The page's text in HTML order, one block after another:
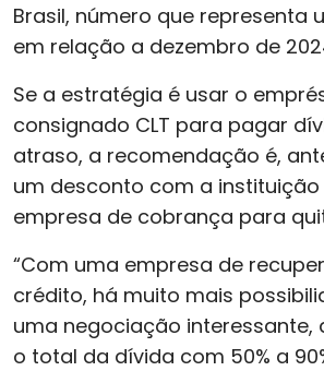
Brasil, número que representa
em relação a dezembro de
Se a estratégia é usar o
consignado CLT para pagar
atraso, a recomendação é,
um desconto com a
empresa de cobrança para
“Com uma empresa de
crédito, há muito mais
uma negociação interessante,
o total da dívida com 50% a